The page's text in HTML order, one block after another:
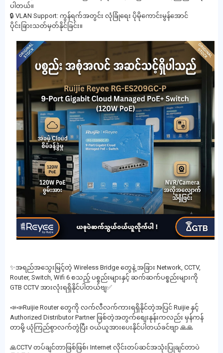
ပါတယ်။
🔒 VLAN Support: ကွန်ရက်အတွင်း လုံခြုံရေး ပိုမိုကောင်းမွန်အောင်
ပိုင်းခြားသတ်မှတ်နိုင်ခြင်း။
✨အရည်အသွေးမြင့်တဲ့ Wireless Bridge တွေနဲ့ အခြား Network, CCTV,
Router, Switch, Wifi 6 စသည့် ပစ္စည်းများနှင့် ဆက်ဆက်ပစ္စည်းများကို
GTB CCTV အားလုံးရရှိနိုင်ပါတယ်ဗျ✅
📣📣Ruijie Router တွေကို လက်လီလက်ကားရရှိနိုင်တဲ့အပြင် Ruijie နှင့်
Authorized Distributor Partner ဖြစ်တဲ့အတွက်စျေးနုန်းကလည်း မှန်ကန်
တာမို့ ယုံကြည်စွာလက်တွဲပြီး ဝယ်ယူအားပေးနိုင်ပါတယ်ခင်ဗျာ 🙏🙏
🙏CCTV တပ်ချင်တာဖြစ်ဖြစ်၊ Internet လိုင်းတပ်ဆင်အသုံးပြုချင်တာပဲ